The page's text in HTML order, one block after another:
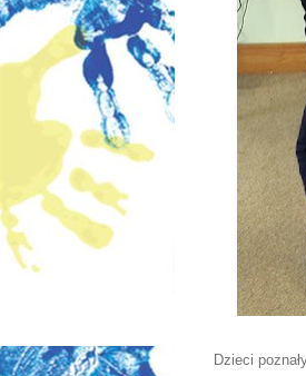
Dzieci